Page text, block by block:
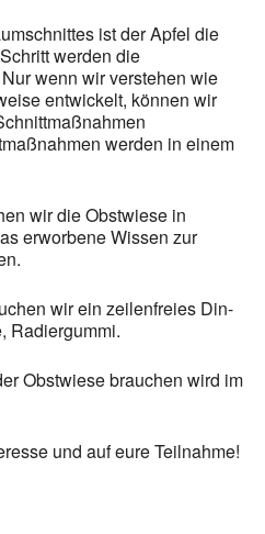
ist der Apfel die
werden die
wenn wir verstehen wie
entwickelt, können wir
werden in einem
wir die Obstwiese in
erworbene Wissen zur
wir ein zeilenfreies Din-
Radiergummi.
Obstwiese brauchen wird im
und auf eure Teilnahme!